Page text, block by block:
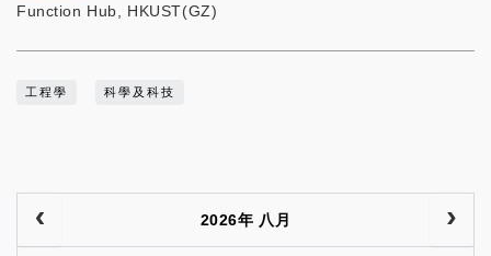
Function Hub, HKUST(GZ)
工程學 科學及科技
2026年 八月